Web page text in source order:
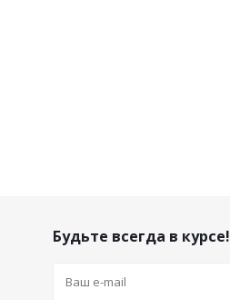
Будьте всегда в курсе!